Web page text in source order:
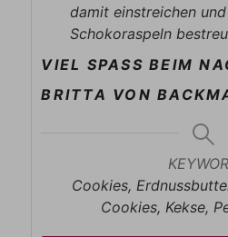
damit einstreichen
Schokoraspeln
VIEL SPASS BEIM
BRITTA VON
Cookies,
Cookies, Kekse,